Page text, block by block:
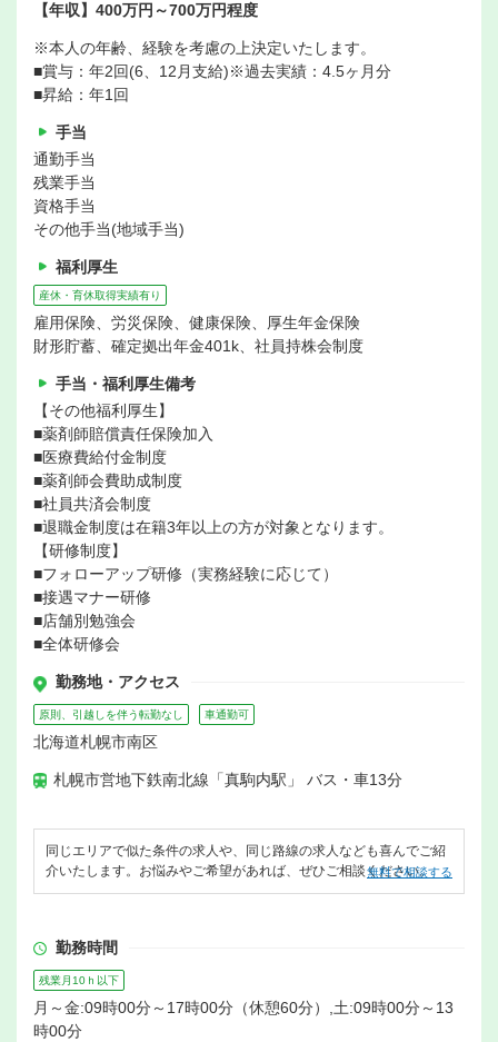
【年収】400万円～700万円程度
※本人の年齢、経験を考慮の上決定いたします。
■賞与：年2回(6、12月支給)※過去実績：4.5ヶ月分
■昇給：年1回
手当
通勤手当
残業手当
資格手当
その他手当(地域手当)
福利厚生
産休・育休取得実績有り
雇用保険、労災保険、健康保険、厚生年金保険
財形貯蓄、確定拠出年金401k、社員持株会制度
手当・福利厚生備考
【その他福利厚生】
■薬剤師賠償責任保険加入
■医療費給付金制度
■薬剤師会費助成制度
■社員共済会制度
■退職金制度は在籍3年以上の方が対象となります。
【研修制度】
■フォローアップ研修（実務経験に応じて）
■接遇マナー研修
■店舗別勉強会
■全体研修会
勤務地・アクセス
原則、引越しを伴う転勤なし 車通勤可
北海道札幌市南区
札幌市営地下鉄南北線「真駒内駅」 バス・車13分
同じエリアで似た条件の求人や、同じ路線の求人なども喜んでご紹
介いたします。お悩みやご希望があれば、ぜひご相談ください。
無料で相談する
勤務時間
残業月10ｈ以下
月～金:09時00分～17時00分（休憩60分）,土:09時00分～13
時00分